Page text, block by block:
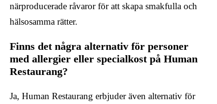
närproducerade råvaror för att skapa smakfulla och
hälsosamma rätter.
Finns det några alternativ för personer
med allergier eller specialkost på Human
Restaurang?
Ja, Human Restaurang erbjuder även alternativ för